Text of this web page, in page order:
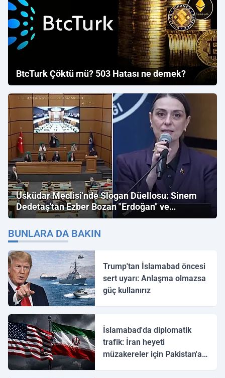
BtcTurk Çöktü mü? 503 Hatası ne demek?
Üsküdar Meclisi'nde Slogan Düellosu: Sinem
Dedetaş'tan Ezber Bozan "Erdoğan" ve
"İmamoğlu" Çıkışı!
BUNLARA DA BAKIN
Trump'tan İslamabad öncesi
sert uyarı: Anlaşma olmazsa
güç kullanırız
İslamabad'da diplomatik
trafik: İran heyeti
müzakereler için Pakistan'a